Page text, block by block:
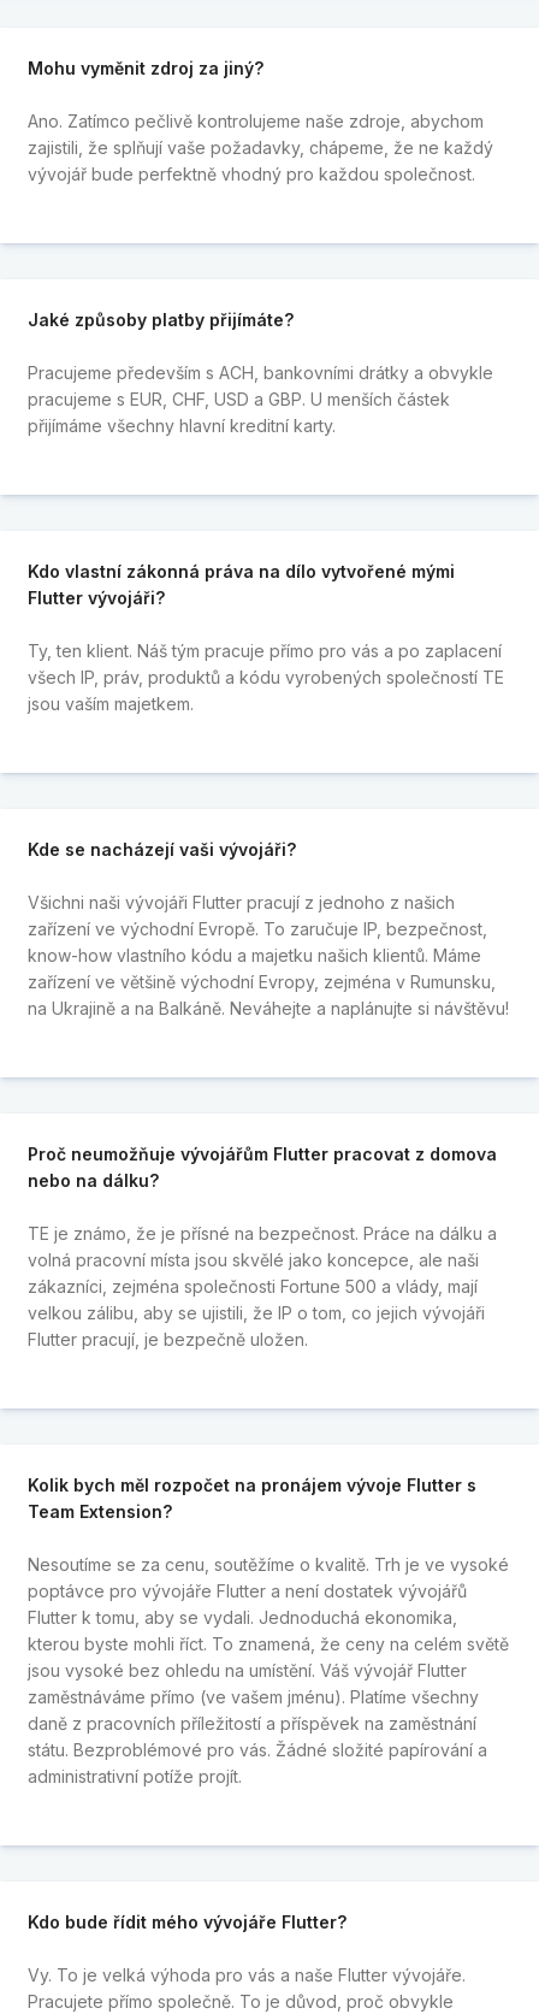
Mohu vyměnit zdroj za jiný?
Ano. Zatímco pečlivě kontrolujeme naše zdroje, abychom
zajistili, že splňují vaše požadavky, chápeme, že ne každý
vývojář bude perfektně vhodný pro každou společnost.
Jaké způsoby platby přijímáte?
Pracujeme především s ACH, bankovními drátky a obvykle
pracujeme s EUR, CHF, USD a GBP. U menších částek
přijímáme všechny hlavní kreditní karty.
Kdo vlastní zákonná práva na dílo vytvořené mými
Flutter vývojáři?
Ty, ten klient. Náš tým pracuje přímo pro vás a po zaplacení
všech IP, práv, produktů a kódu vyrobených společností TE
jsou vaším majetkem.
Kde se nacházejí vaši vývojáři?
Všichni naši vývojáři Flutter pracují z jednoho z našich
zařízení ve východní Evropě. To zaručuje IP, bezpečnost,
know-how vlastního kódu a majetku našich klientů. Máme
zařízení ve většině východní Evropy, zejména v Rumunsku,
na Ukrajině a na Balkáně. Neváhejte a naplánujte si návštěvu!
Proč neumožňuje vývojářům Flutter pracovat z domova
nebo na dálku?
TE je známo, že je přísné na bezpečnost. Práce na dálku a
volná pracovní místa jsou skvělé jako koncepce, ale naši
zákazníci, zejména společnosti Fortune 500 a vlády, mají
velkou zálibu, aby se ujistili, že IP o tom, co jejich vývojáři
Flutter pracují, je bezpečně uložen.
Kolik bych měl rozpočet na pronájem vývoje Flutter s
Team Extension?
Nesoutíme se za cenu, soutěžíme o kvalitě. Trh je ve vysoké
poptávce pro vývojáře Flutter a není dostatek vývojářů
Flutter k tomu, aby se vydali. Jednoduchá ekonomika,
kterou byste mohli říct. To znamená, že ceny na celém světě
jsou vysoké bez ohledu na umístění. Váš vývojář Flutter
zaměstnáváme přímo (ve vašem jménu). Platíme všechny
daně z pracovních příležitostí a příspěvek na zaměstnání
státu. Bezproblémové pro vás. Žádné složité papírování a
administrativní potíže projít.
Kdo bude řídit mého vývojáře Flutter?
Vy. To je velká výhoda pro vás a naše Flutter vývojáře.
Pracujete přímo společně. To je důvod, proč obvykle